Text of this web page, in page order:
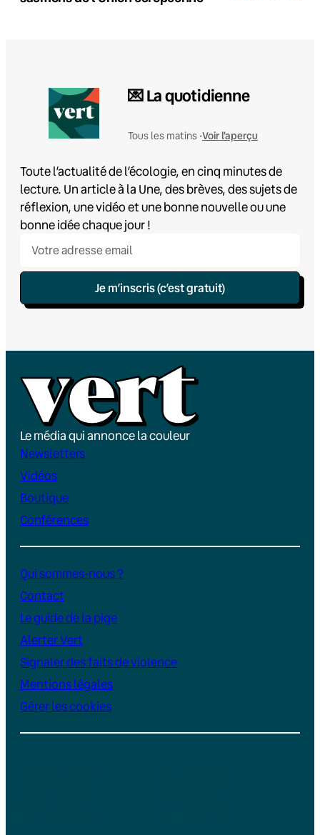
💌 La quotidienne
Tous les matins •Voir l'aperçu
Toute l’actualité de l’écologie, en cinq minutes de
lecture. Un article à la Une, des brèves, des sujets de
réflexion, une vidéo et une bonne nouvelle ou une
bonne idée chaque jour !
Je m’inscris (c’est gratuit)
Le média qui annonce la couleur
Newsletters
Vidéos
Boutique
Conférences
Qui sommes-nous ?
Contact
Le guide de la pige
Alerter Vert
Signaler des faits de violence
Mentions légales
Gérer les cookies